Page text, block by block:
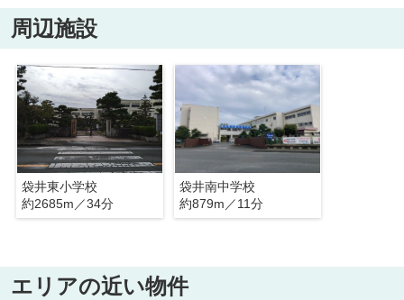
周辺施設
袋井東小学校
約2685m／34分
袋井南中学校
約879m／11分
エリアの近い物件